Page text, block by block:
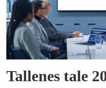
Tallenes tale